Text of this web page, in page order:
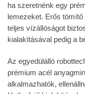
ha szeretnénk egy
lemezeket. Erős
teljes vízállóságot
kialakításával pedig a
Az egyedülálló
prémium acél
alkalmazhatók,